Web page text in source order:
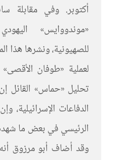
أكتوبر. وفي مقابلة
«موندووايس»
للصهيونية، ونشرها هذا
لعملية «طوفان
تحليل «حماس» القائل إن
الدفاعات الإسرائيلية،
الرئيسي في بعض ما شهده
وقد أضاف أبو مرزوق